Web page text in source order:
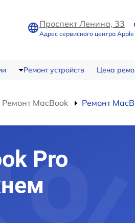
Проспект Ленина, 33
Адрес сервисного центра Apple
Ремонт устройств Цена
Ремонт MacBook Ремонт
Pro